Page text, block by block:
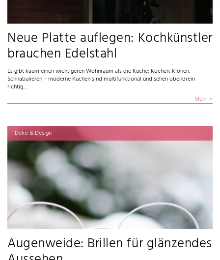
Neue Platte auflegen: Kochkünstler
brauchen Edelstahl
Es gibt kaum einen wichtigeren Wohnraum als die Küche: Kochen, Klönen,
Schnabulieren – moderne Küchen sind multifunktional und sehen obendrein
richtig…
Mehr
Deko & Design
Augenweide: Brillen für glänzendes